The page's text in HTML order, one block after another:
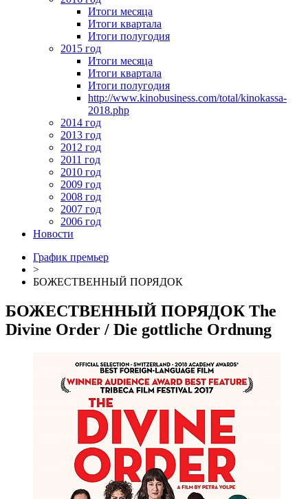
Итоги месяца
Итоги квартала
Итоги полугодия
2015 год
Итоги месяца
Итоги квартала
Итоги полугодия
http://www.kinobusiness.com/total/kinokassa-
2018.php
2014 год
2013 год
2012 год
2011 год
2010 год
2009 год
2008 год
2007 год
2006 год
Новости
График премьер
>
БОЖЕСТВЕННЫЙ ПОРЯДОК
БОЖЕСТВЕННЫЙ ПОРЯДОК The
Divine Order / Die gottliche Ordnung